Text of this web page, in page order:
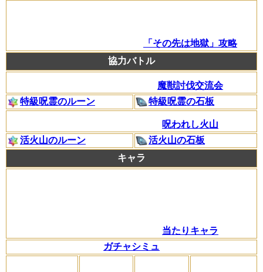
「その先は地獄」攻略
協力バトル
魔獣討伐交流会
特級呪霊のルーン
特級呪霊の石板
呪われし火山
活火山のルーン
活火山の石板
キャラ
当たりキャラ
ガチャシミュ